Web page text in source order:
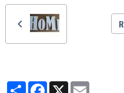
PartagerFacebook
X